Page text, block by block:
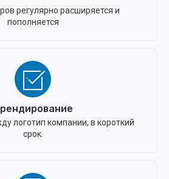
регулярно расширяется и
пополняется
логотип компании, в короткий
срок.